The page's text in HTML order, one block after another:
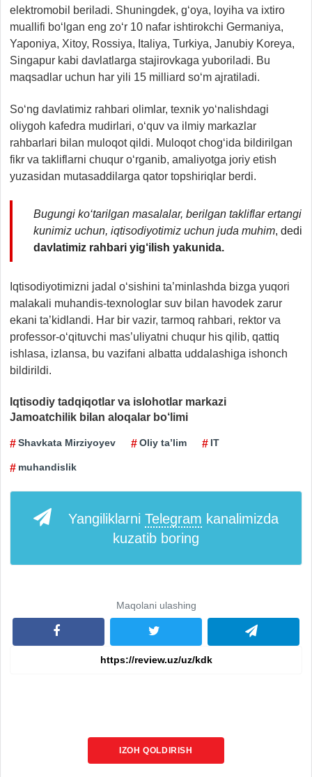
elektromobil beriladi. Shuningdek, g‘oya, loyiha va ixtiro
muallifi bo‘lgan eng zo‘r 10 nafar ishtirokchi Germaniya,
Yaponiya, Xitoy, Rossiya, Italiya, Turkiya, Janubiy Koreya,
Singapur kabi davlatlarga stajirovkaga yuboriladi. Bu
maqsadlar uchun har yili 15 milliard so‘m ajratiladi.
So‘ng davlatimiz rahbari olimlar, texnik yo‘nalishdagi
oliygoh kafedra mudirlari, o‘quv va ilmiy markazlar
rahbarlari bilan muloqot qildi. Muloqot chog‘ida bildirilgan
fikr va takliflarni chuqur o‘rganib, amaliyotga joriy etish
yuzasidan mutasaddilarga qator topshiriqlar berdi.
Bugungi ko‘tarilgan masalalar, berilgan takliflar ertangi
kunimiz uchun, iqtisodiyotimiz uchun juda muhim, dedi
davlatimiz rahbari yig‘ilish yakunida.
Iqtisodiyotimizni jadal o‘sishini ta’minlashda bizga yuqori
malakali muhandis-texnologlar suv bilan havodek zarur
ekani ta’kidlandi. Har bir vazir, tarmoq rahbari, rektor va
professor-o‘qituvchi mas’uliyatni chuqur his qilib, qattiq
ishlasa, izlansa, bu vazifani albatta uddalashiga ishonch
bildirildi.
Iqtisodiy tadqiqotlar va islohotlar markazi
Jamoatchilik bilan aloqalar bo‘limi
Shavkata Mirziyoyev Oliy ta’lim IT
muhandislik
Yangiliklarni Telegram kanalimizda
kuzatib boring
Maqolani ulashing
IZOH QOLDIRISH